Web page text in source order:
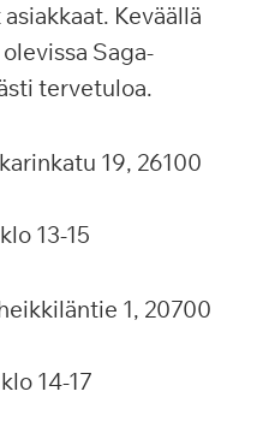
Keväällä
Saga-
tervetuloa.
19, 26100
13-15
1, 20700
14-17